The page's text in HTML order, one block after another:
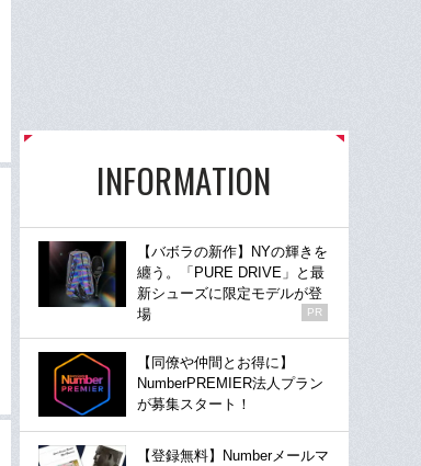
INFORMATION
【バボラの新作】NYの輝きを
纏う。「PURE DRIVE」と最
新シューズに限定モデルが登
場
PR
【同僚や仲間とお得に】
NumberPREMIER法人プラン
が募集スタート！
【登録無料】Numberメールマ